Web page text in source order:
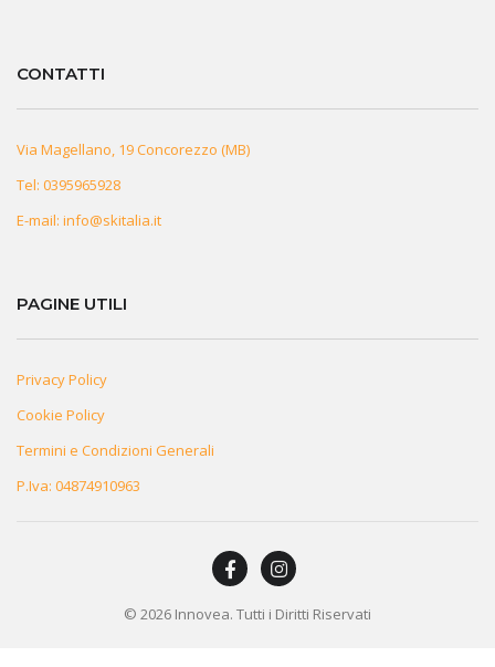
CONTATTI
Via Magellano, 19 Concorezzo (MB)
Tel: 0395965928
E-mail: info@skitalia.it
PAGINE UTILI
Privacy Policy
Cookie Policy
Termini e Condizioni Generali
P.Iva: 04874910963
© 2026 Innovea. Tutti i Diritti Riservati